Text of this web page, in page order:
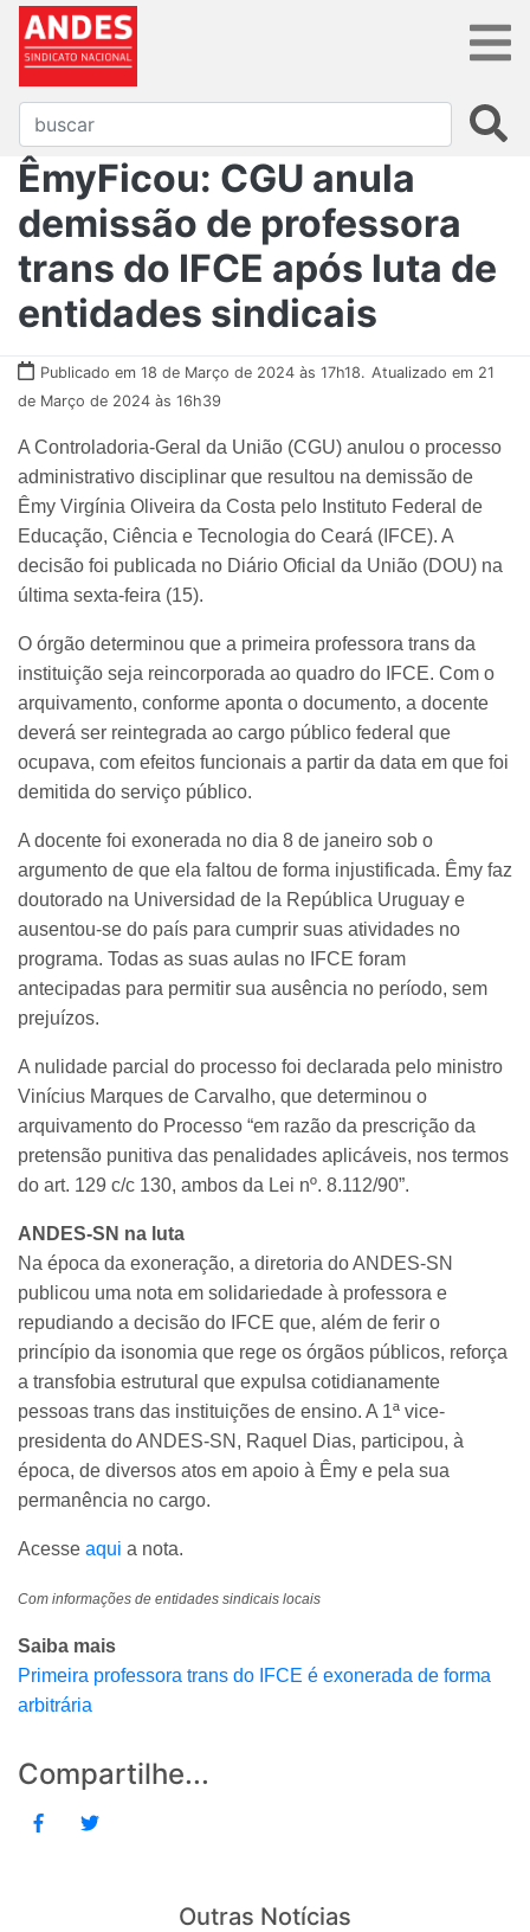
ÊmyFicou: CGU anula
demissão de professora
trans do IFCE após luta de
entidades sindicais
Publicado em 18 de Março de 2024 às 17h18. Atualizado em 21
de Março de 2024 às 16h39
A Controladoria-Geral da União (CGU) anulou o processo
administrativo disciplinar que resultou na demissão de
Êmy Virgínia Oliveira da Costa pelo Instituto Federal de
Educação, Ciência e Tecnologia do Ceará (IFCE). A
decisão foi publicada no Diário Oficial da União (DOU) na
última sexta-feira (15).
O órgão determinou que a primeira professora trans da
instituição seja reincorporada ao quadro do IFCE. Com o
arquivamento, conforme aponta o documento, a docente
deverá ser reintegrada ao cargo público federal que
ocupava, com efeitos funcionais a partir da data em que foi
demitida do serviço público.
A docente foi exonerada no dia 8 de janeiro sob o
argumento de que ela faltou de forma injustificada. Êmy faz
doutorado na Universidad de la República Uruguay e
ausentou-se do país para cumprir suas atividades no
programa. Todas as suas aulas no IFCE foram
antecipadas para permitir sua ausência no período, sem
prejuízos.
A nulidade parcial do processo foi declarada pelo ministro
Vinícius Marques de Carvalho, que determinou o
arquivamento do Processo “em razão da prescrição da
pretensão punitiva das penalidades aplicáveis, nos termos
do art. 129 c/c 130, ambos da Lei nº. 8.112/90”.
ANDES-SN na luta
Na época da exoneração, a diretoria do ANDES-SN
publicou uma nota em solidariedade à professora e
repudiando a decisão do IFCE que, além de ferir o
princípio da isonomia que rege os órgãos públicos, reforça
a transfobia estrutural que expulsa cotidianamente
pessoas trans das instituições de ensino. A 1ª vice-
presidenta do ANDES-SN, Raquel Dias, participou, à
época, de diversos atos em apoio à Êmy e pela sua
permanência no cargo.
Acesse aqui a nota.
Com informações de entidades sindicais locais
Saiba mais
Primeira professora trans do IFCE é exonerada de forma
arbitrária
Compartilhe...
Outras Notícias